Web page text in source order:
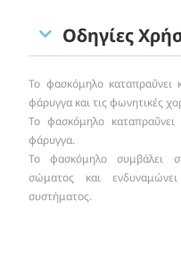
Οδηγίες
Το φασκόμηλο καταπραΰνει
φάρυγγα και τις φωνητικές
Το φασκόμηλο
φάρυγγα.
Το φασκόμηλο συμβάλει
σώματος και
συστήματος.